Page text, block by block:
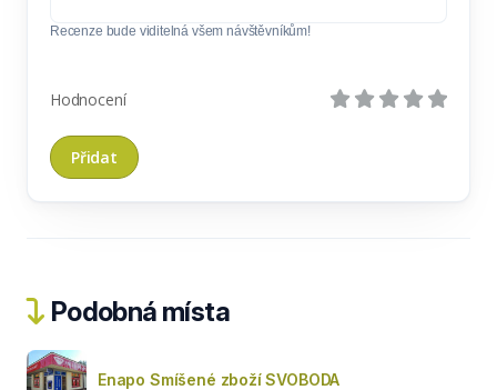
Recenze bude viditelná všem návštěvníkům!
Hodnocení
Podobná místa
Enapo Smíšené zboží SVOBODA